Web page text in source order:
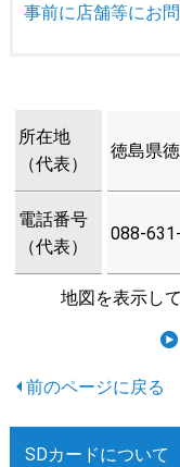
事前に店舗等にお
所在地
（代表）
徳島県
電話番号
（代表）
088-
地図を表示し
SDカードについて